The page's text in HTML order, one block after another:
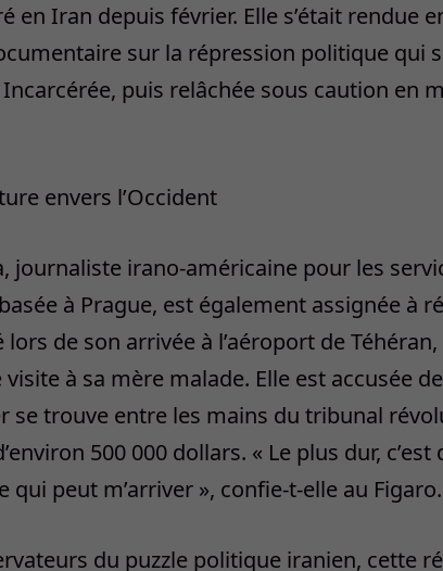
en Iran depuis février. Elle s’était rendue
sur la répression politique qui
puis relâchée sous caution en
envers l’Occident
journaliste irano-américaine pour les
à Prague, est également assignée à
de son arrivée à l’aéroport de
à sa mère malade. Elle est accusée
se trouve entre les mains du tribunal
500 000 dollars. « Le plus dur,
qui peut m’arriver », confie-t-elle au Figaro.
du puzzle politique iranien, cette